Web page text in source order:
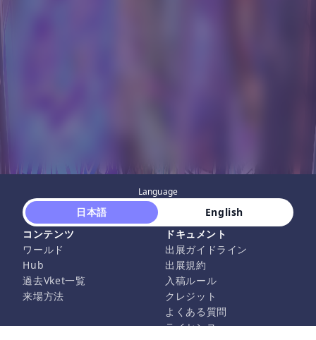
Language
日本語
English
コンテンツ
ワールド
Hub
過去Vket一覧
来場方法
ドキュメント
出展ガイドライン
出展規約
入稿ルール
クレジット
よくある質問
ライセンス